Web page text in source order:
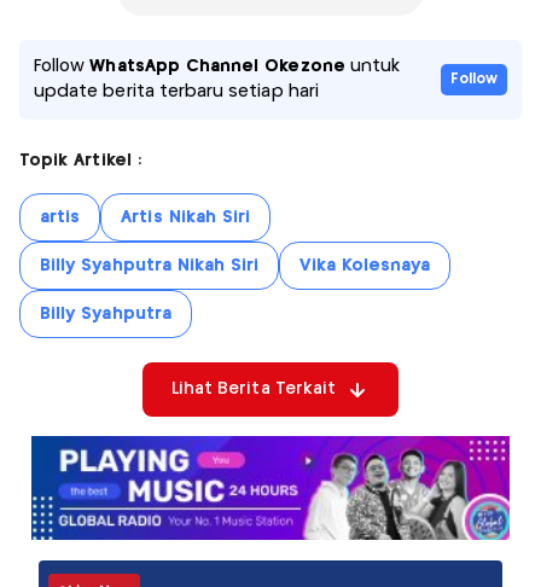
FollowWhatsApp Channel Okezone untuk
update berita terbaru setiap hari
Follow
Topik Artikel :
artis Artis Nikah Siri
Billy Syahputra Nikah Siri Vika Kolesnaya
Billy Syahputra
Lihat Berita Terkait